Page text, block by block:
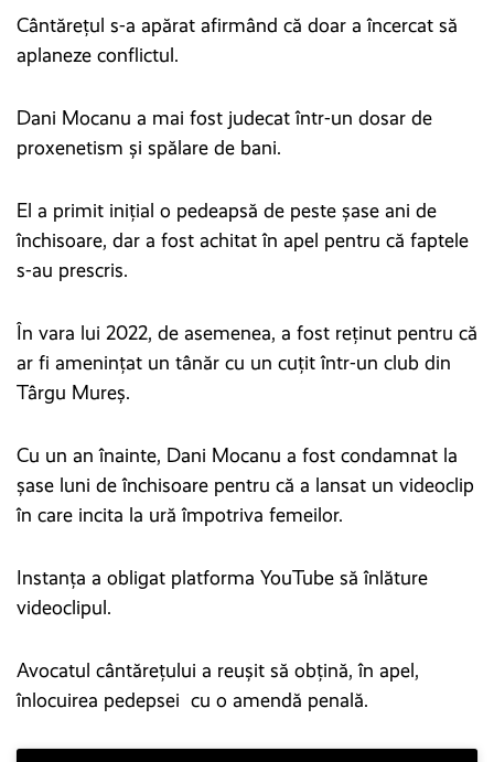
Cântărețul s-a apărat afirmând că doar a încercat să
aplaneze conflictul.
Dani Mocanu a mai fost judecat într-un dosar de
proxenetism și spălare de bani.
El a primit inițial o pedeapsă de peste șase ani de
închisoare, dar a fost achitat în apel pentru că faptele
s-au prescris.
În vara lui 2022, de asemenea, a fost reținut pentru că
ar fi amenințat un tânăr cu un cuțit într-un club din
Târgu Mureș.
Cu un an înainte, Dani Mocanu a fost condamnat la
șase luni de închisoare pentru că a lansat un videoclip
în care incita la ură împotriva femeilor.
Instanţa a obligat platforma YouTube să înlăture
videoclipul.
Avocatul cântărețului a reușit să obțină, în apel,
înlocuirea pedepsei cu o amendă penală.